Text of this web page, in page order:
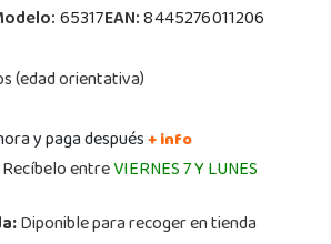
65317EAN:8445276011206
(edad orientativa)
y paga después+ info
Recíbelo entreVIERNES 7 Y LUNES
Diponible para recoger en tienda